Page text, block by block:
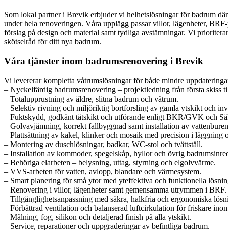
Som lokal partner i Brevik erbjuder vi helhetslösningar för badrum
under hela renoveringen. Våra upplägg passar villor, lägenheter,
förslag på design och material samt tydliga avstämningar. Vi
skötselråd för ditt nya badrum.
Våra tjänster inom badrumsrenovering i Brevik
Vi levererar kompletta våtrumslösningar för både mindre
– Nyckelfärdig badrumsrenovering – projektledning från första skiss
– Totalupprustning av äldre, slitna badrum och våtrum.
– Selektiv rivning och miljöriktig bortforsling av gamla ytskikt och
– Fuktskydd, godkänt tätskikt och utförande enligt BKR/GVK och
– Golvavjämning, korrekt fallbyggnad samt installation av
– Plattsättning av kakel, klinker och mosaik med precision i läggning
– Montering av duschlösningar, badkar, WC-stol och tvättställ.
– Installation av kommoder, spegelskåp, hyllor och övrig
– Behöriga elarbeten – belysning, uttag, styrning och elgolvvärme.
– VVS-arbeten för vatten, avlopp, blandare och värmesystem.
– Smart planering för små ytor med yteffektiva och funktionella
– Renovering i villor, lägenheter samt gemensamma utrymmen i BRF.
– Tillgänglighetsanpassning med säkra, halkfria och ergonomiska
– Förbättrad ventilation och balanserad luftcirkulation för friskare
– Målning, fog, silikon och detaljerad finish på alla ytskikt.
– Service, reparationer och uppgraderingar av befintliga badrum.